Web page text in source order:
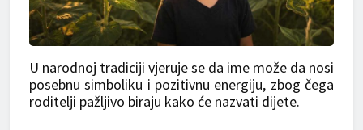
U narodnoj tradiciji vjeruje se da ime može da nosi
posebnu simboliku i pozitivnu energiju, zbog čega
roditelji pažljivo biraju kako će nazvati dijete.